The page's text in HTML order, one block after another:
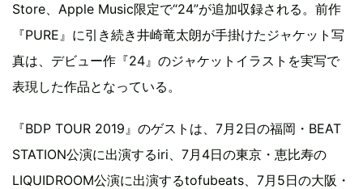
Store、Apple Music限定で“24”が追加収録される。前作
『PURE』に引き続き井崎竜太朗が手掛けたジャケット写
真は、デビュー作『24』のジャケットイラストを実写で
表現した作品となっている。
『BDP TOUR 2019』のゲストは、7月2日の福岡・BEAT
STATION公演に出演するiri、7月4日の東京・恵比寿の
LIQUIDROOM公演に出演するtofubeats、7月5日の大阪・